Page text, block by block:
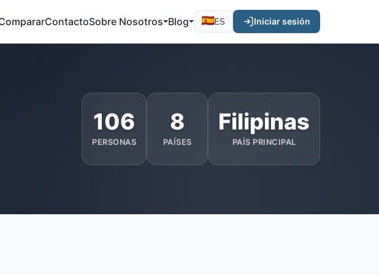
ContactoSobre Nosotros Blog ES Iniciar sesión
106
PERSONAS
8
PAÍSES
Filipinas
PAÍS PRINCIPAL